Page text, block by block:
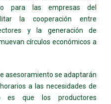
para las empresas del
la cooperación entre
y la generación de
círculos económicos a
asesoramiento se adaptarán
a las necesidades de
es que los productores